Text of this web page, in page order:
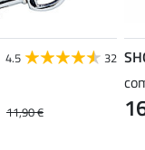
4.5 32
11,90 €